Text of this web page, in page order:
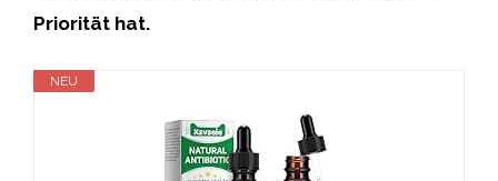
Priorität hat.
NEU